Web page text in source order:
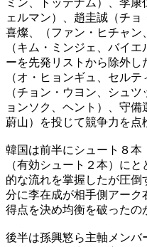
ミン、トッテナム）、李
ェルマン）、趙圭誠（チ
喜燦、（ファン・ヒチャン
（キム・ミンジェ、バイ
ーを先発リストから除外
（オ・ヒョンギュ、セル
（チョン・ウヨン、シュ
ョンソク、ヘント）、守備
蔚山）を投じて競争力を点
韓国は前半にシュート８
（有効シュート２本）に
的な流れを掌握したが圧倒
分に李在成が相手側アー
得点を決め均衡を破ったの
後半は孫興慜ら主軸メン